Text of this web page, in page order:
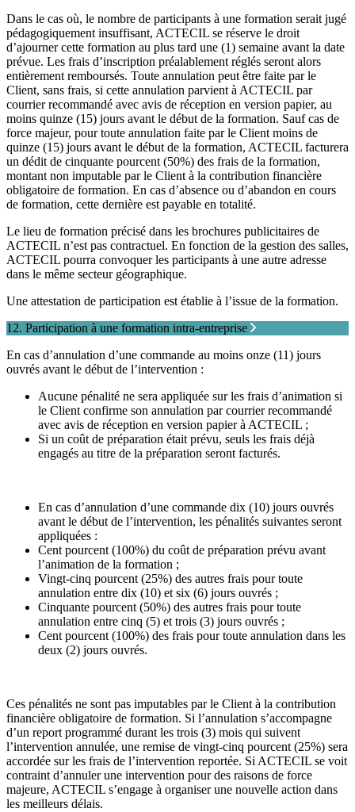
Dans le cas où, le nombre de participants à une formation serait jugé
pédagogiquement insuffisant, ACTECIL se réserve le droit
d’ajourner cette formation au plus tard une (1) semaine avant la date
prévue. Les frais d’inscription préalablement réglés seront alors
entièrement remboursés. Toute annulation peut être faite par le
Client, sans frais, si cette annulation parvient à ACTECIL par
courrier recommandé avec avis de réception en version papier, au
moins quinze (15) jours avant le début de la formation. Sauf cas de
force majeur, pour toute annulation faite par le Client moins de
quinze (15) jours avant le début de la formation, ACTECIL facturera
un dédit de cinquante pourcent (50%) des frais de la formation,
montant non imputable par le Client à la contribution financière
obligatoire de formation. En cas d’absence ou d’abandon en cours
de formation, cette dernière est payable en totalité.
Le lieu de formation précisé dans les brochures publicitaires de
ACTECIL n’est pas contractuel. En fonction de la gestion des salles,
ACTECIL pourra convoquer les participants à une autre adresse
dans le même secteur géographique.
Une attestation de participation est établie à l’issue de la formation.
12. Participation à une formation intra-entreprise
En cas d’annulation d’une commande au moins onze (11) jours
ouvrés avant le début de l’intervention :
Aucune pénalité ne sera appliquée sur les frais d’animation si
le Client confirme son annulation par courrier recommandé
avec avis de réception en version papier à ACTECIL ;
Si un coût de préparation était prévu, seuls les frais déjà
engagés au titre de la préparation seront facturés.
En cas d’annulation d’une commande dix (10) jours ouvrés
avant le début de l’intervention, les pénalités suivantes seront
appliquées :
Cent pourcent (100%) du coût de préparation prévu avant
l’animation de la formation ;
Vingt-cinq pourcent (25%) des autres frais pour toute
annulation entre dix (10) et six (6) jours ouvrés ;
Cinquante pourcent (50%) des autres frais pour toute
annulation entre cinq (5) et trois (3) jours ouvrés ;
Cent pourcent (100%) des frais pour toute annulation dans les
deux (2) jours ouvrés.
Ces pénalités ne sont pas imputables par le Client à la contribution
financière obligatoire de formation. Si l’annulation s’accompagne
d’un report programmé durant les trois (3) mois qui suivent
l’intervention annulée, une remise de vingt-cinq pourcent (25%) sera
accordée sur les frais de l’intervention reportée. Si ACTECIL se voit
contraint d’annuler une intervention pour des raisons de force
majeure, ACTECIL s’engage à organiser une nouvelle action dans
les meilleurs délais.